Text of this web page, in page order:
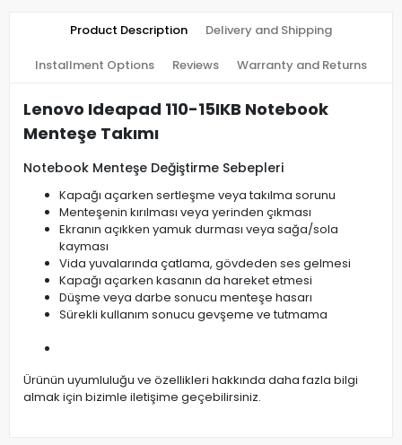
Product Description Delivery and Shipping
Installment Options Reviews Warranty and Returns
Lenovo Ideapad 110-15IKB Notebook
Menteşe Takımı
Notebook Menteşe Değiştirme Sebepleri
Kapağı açarken sertleşme veya takılma sorunu
Menteşenin kırılması veya yerinden çıkması
Ekranın açıkken yamuk durması veya sağa/sola
kayması
Vida yuvalarında çatlama, gövdeden ses gelmesi
Kapağı açarken kasanın da hareket etmesi
Düşme veya darbe sonucu menteşe hasarı
Sürekli kullanım sonucu gevşeme ve tutmama
Ürünün uyumluluğu ve özellikleri hakkında daha fazla bilgi
almak için bizimle iletişime geçebilirsiniz.